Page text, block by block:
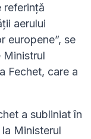
referință
aerului
europene”, se
Ministrul
Fechet, care a
a subliniat în
Ministerul